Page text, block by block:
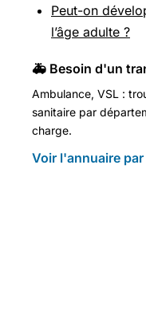
Peut-on
l’âge adulte ?
🚑 Besoin d'un
Ambulance, VSL :
sanitaire par
charge.
Voir l'annuaire